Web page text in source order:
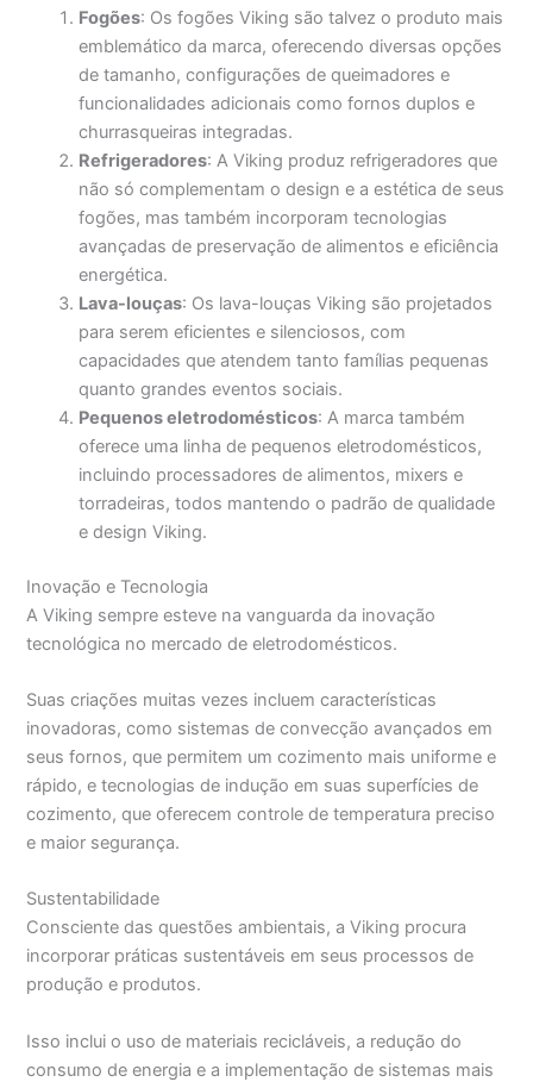
Fogões: Os fogões Viking são talvez o produto mais
emblemático da marca, oferecendo diversas opções
de tamanho, configurações de queimadores e
funcionalidades adicionais como fornos duplos e
churrasqueiras integradas.
Refrigeradores: A Viking produz refrigeradores que
não só complementam o design e a estética de seus
fogões, mas também incorporam tecnologias
avançadas de preservação de alimentos e eficiência
energética.
Lava-louças: Os lava-louças Viking são projetados
para serem eficientes e silenciosos, com
capacidades que atendem tanto famílias pequenas
quanto grandes eventos sociais.
Pequenos eletrodomésticos: A marca também
oferece uma linha de pequenos eletrodomésticos,
incluindo processadores de alimentos, mixers e
torradeiras, todos mantendo o padrão de qualidade
e design Viking.
Inovação e Tecnologia
A Viking sempre esteve na vanguarda da inovação
tecnológica no mercado de eletrodomésticos.
Suas criações muitas vezes incluem características
inovadoras, como sistemas de convecção avançados em
seus fornos, que permitem um cozimento mais uniforme e
rápido, e tecnologias de indução em suas superfícies de
cozimento, que oferecem controle de temperatura preciso
e maior segurança.
Sustentabilidade
Consciente das questões ambientais, a Viking procura
incorporar práticas sustentáveis em seus processos de
produção e produtos.
Isso inclui o uso de materiais recicláveis, a redução do
consumo de energia e a implementação de sistemas mais